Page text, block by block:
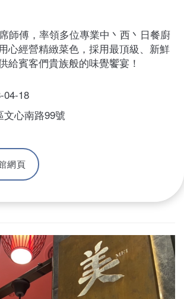
師傅，率領多位專業中丶西丶日餐廚
心經營精緻菜色，採用最頂級、新鮮
給賓客們貴族般的味覺饗宴！
18
文心南路99號
網頁